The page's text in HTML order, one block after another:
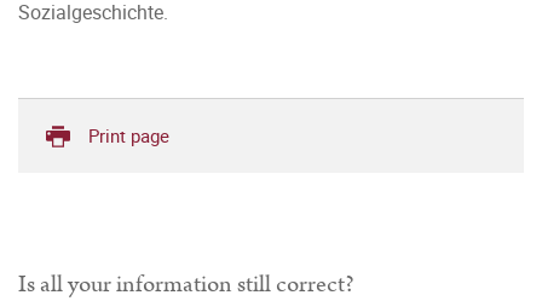
Sozialgeschichte.
Print page
Is all your information still correct?